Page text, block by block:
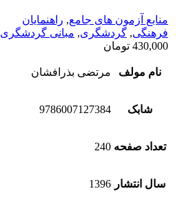
منابع آزمون های جامع, راهنمایان
فرهنگی, گردشگری, مبانی گردشگری
430,000 تومان
نام مولف مرتضی بذرافشان
شابک 9786007127384
تعداد صفحه 240
سال انتشار 1396